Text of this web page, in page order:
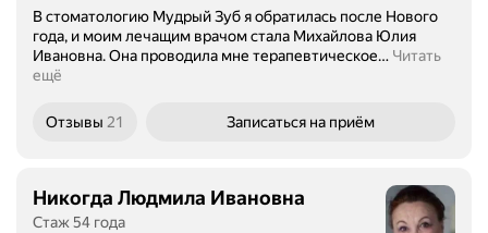
В стоматологию Мудрый Зуб я обратилась после Нового
года, и моим лечащим врачом стала Михайлова Юлия
Ивановна. Она проводила мне терапевтическое… Читать
ещё
Отзывы 21 Записаться на приём
Никогда Людмила Ивановна
Стаж 54 года